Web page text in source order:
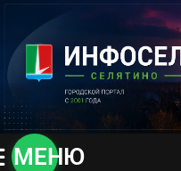
содержимому
МЕНЮ